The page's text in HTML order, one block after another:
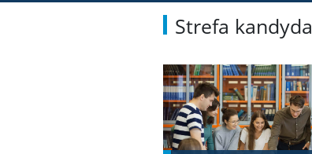
Strefa